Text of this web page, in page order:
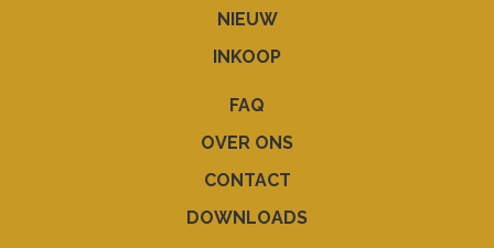
NIEUW
INKOOP
FAQ
OVER ONS
CONTACT
DOWNLOADS